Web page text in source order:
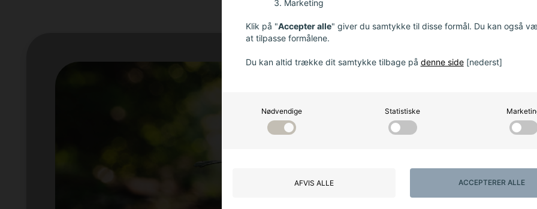
Vi skal
Vi taler
også lidt
Marketing
Klik på "Accepter alle" giver du samtykke til disse formål. Du kan også
at tilpasse formålene.
Du kan altid trække dit samtykke tilbage på denne side[nederst]
Nødvendige Statistiske
AFVIS ALLE ACCEPTERER ALLE